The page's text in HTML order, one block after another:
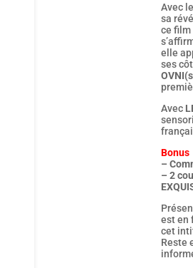
Avec
sa
ce
elle
ses
Avec
Bonus
–
– 2
est en
cet
Reste